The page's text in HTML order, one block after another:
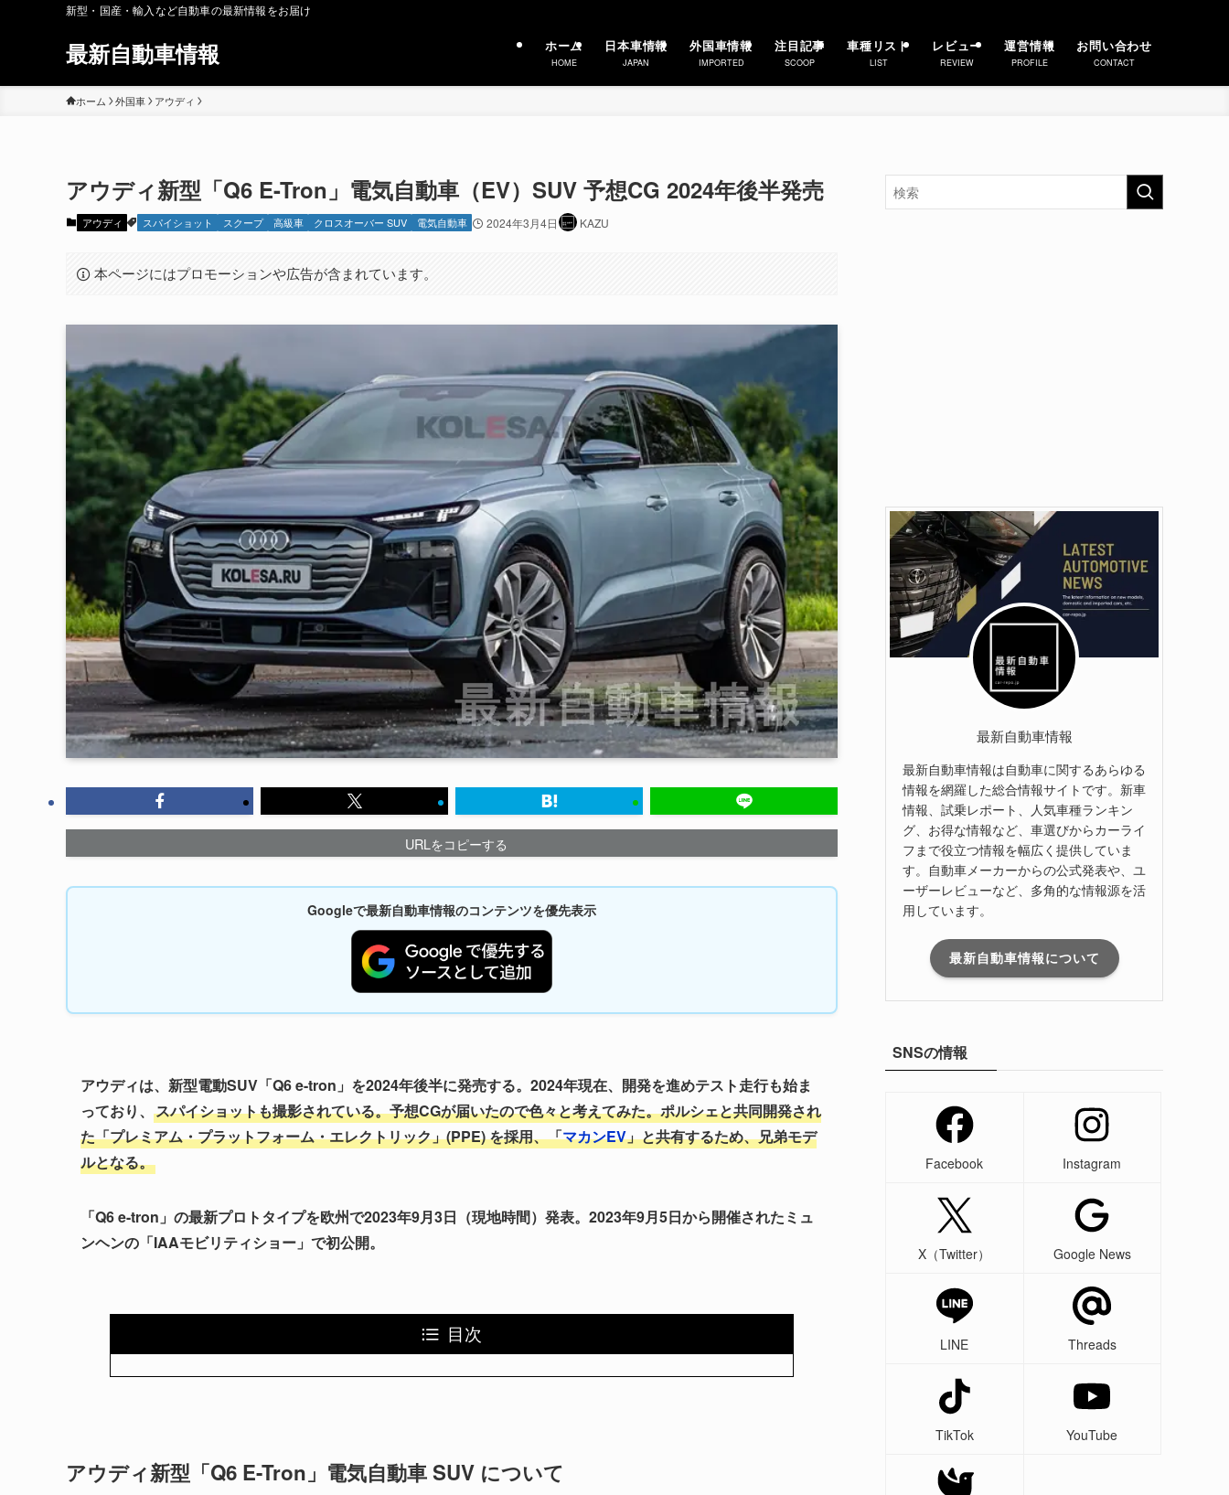
新型・国産・輸入など自動車の最新情報をお届け
最新自動車情報 ホーム
HOME
日本車情報
JAPAN
外国車情報
IMPORTED
注目記事
SCOOP
車種リスト
LIST
レビュー
REVIEW
運営情報
PROFILE
お問い合わせ
CONTACT
ホーム 外国車 アウディ
アウディ新型「Q6 E-Tron」電気自動車（EV）SUV 予想CG 2024年後半発売
アウディ スパイショット スクープ 高級車 クロスオーバー SUV 電気自動車 2024年3月4日 KAZU
本ページにはプロモーションや広告が含まれています。
URLをコピーする
Googleで最新自動車情報のコンテンツを優先表示
アウディは、新型電動SUV「Q6 e-tron」を2024年後半に発売する。 2024年現在、開発を進めテスト走行も始ま
っており、 スパイショットも撮影されている。予想CGが届いたので色々と考えてみた。ポルシェと共同開発され
た「プレミアム・プラットフォーム・エレクトリック」(PPE) を採用、「マカンEV」と共有するため、兄弟モデ
ルとなる。
「Q6 e-tron」の最新プロトタイプを欧州で2023年9月3日（現地時間）発表。2023年9月5日から開催されたミュ
ンヘンの「IAAモビリティショー」で初公開。
目次
アウディ新型「Q6 E-Tron」電気自動車 SUV について
最新自動車情報
最新自動車情報は自動車に関するあらゆる
情報を網羅した総合情報サイトです。新車
情報、試乗レポート、人気車種ランキン
グ、お得な情報など、車選びからカーライ
フまで役立つ情報を幅広く提供していま
す。自動車メーカーからの公式発表や、ユ
ーザーレビューなど、多角的な情報源を活
用しています。
最新自動車情報について
SNSの情報
Facebook Instagram
X（Twitter） Google News
LINE Threads
TikTok YouTube